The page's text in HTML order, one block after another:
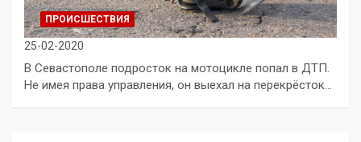
ПРОИСШЕСТВИЯ
25-02-2020
В Севастополе подросток на мотоцикле попал в ДТП.
Не имея права управления, он выехал на перекрёсток…